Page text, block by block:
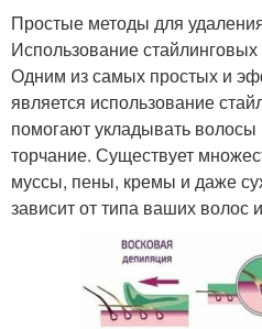
Простые методы для
Использование стайлинговых
Одним из самых простых и
является использование
помогают укладывать
торчание. Существует
муссы, пены, кремы и даже
зависит от типа ваших волос